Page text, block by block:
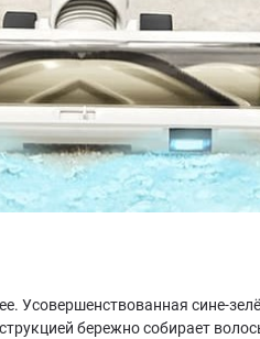
Усовершенствованная сине-
бережно собирает